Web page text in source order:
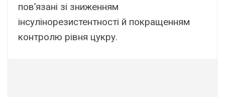
пов’язані зі зниженням
інсулінорезистентності й покращенням
контролю рівня цукру.